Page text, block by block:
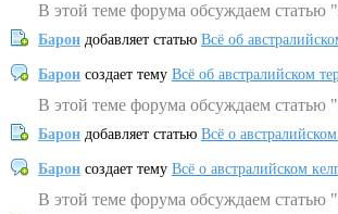
В этой теме форума обсуждаем статью
Барон добавляет статью Всё об
Барон создает тему Всё об австралийском
В этой теме форума обсуждаем статью
Барон добавляет статью Всё о
Барон создает тему Всё о австралийском
В этой теме форума обсуждаем статью